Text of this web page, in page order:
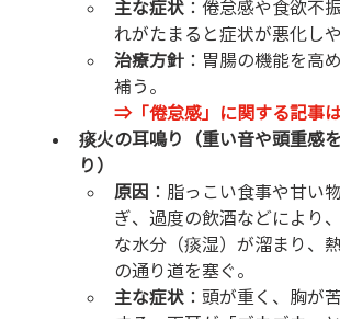
主な症状 ：倦怠感や食欲不
れがたまると症状が悪化しや
治療方針 ：胃腸の機能を高
補う。
⇒「倦怠感」に関する記事
痰火の耳鳴り（重い音や頭重感
り）
原因 ：脂っこい食事や甘い
ぎ、過度の飲酒などにより
な水分（痰湿）が溜まり、
の通り道を塞ぐ。
主な症状 ：頭が重く、胸が